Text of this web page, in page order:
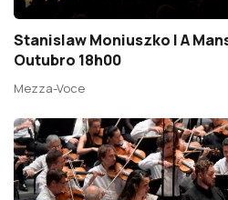
Stanislaw Moniuszko | A
Outubro 18h00
Mezza-Voce